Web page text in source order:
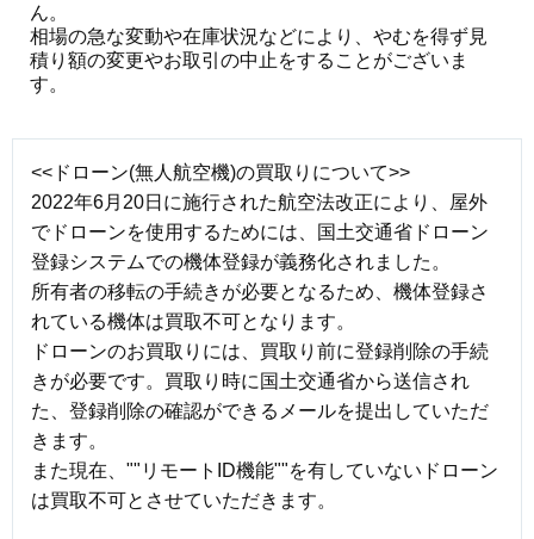
ん。
相場の急な変動や在庫状況などにより、やむを得ず見
積り額の変更やお取引の中止をすることがございま
す。
<<ドローン(無人航空機)の買取りについて>>
2022年6月20日に施行された航空法改正により、屋外
でドローンを使用するためには、国土交通省ドローン
登録システムでの機体登録が義務化されました。
所有者の移転の手続きが必要となるため、機体登録さ
れている機体は買取不可となります。
ドローンのお買取りには、買取り前に登録削除の手続
きが必要です。買取り時に国土交通省から送信され
た、登録削除の確認ができるメールを提出していただ
きます。
また現在、""リモートID機能""を有していないドローン
は買取不可とさせていただきます。